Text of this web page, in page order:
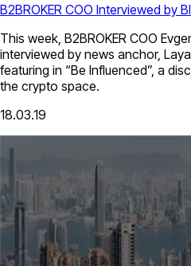
B2BROKER COO Interviewed by
This week, B2BROKER COO
interviewed by news anchor,
featuring in “Be Influenced”, a
the crypto space.
18.03.19